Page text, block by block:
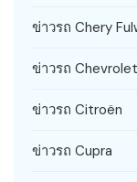
ข่าวรถ Chery
ข่าวรถ Chevrolet
ข่าวรถ Citroën
ข่าวรถ Cupra